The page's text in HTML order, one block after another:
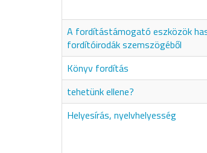
A fordítástámogató eszközök
fordítóirodák szemszögéből
Könyv fordítás
tehetünk ellene?
Helyesírás, nyelvhelyesség